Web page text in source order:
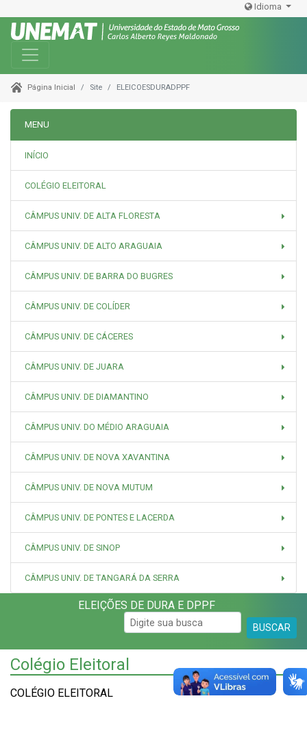
Idioma
Toggle navigation
Página Inicial Site ELEICOESDURADPPF
MENU
INÍCIO
COLÉGIO ELEITORAL
CÂMPUS UNIV. DE ALTA FLORESTA
CÂMPUS UNIV. DE ALTO ARAGUAIA
CÂMPUS UNIV. DE BARRA DO BUGRES
CÂMPUS UNIV. DE COLÍDER
CÂMPUS UNIV. DE CÁCERES
CÂMPUS UNIV. DE JUARA
CÂMPUS UNIV. DE DIAMANTINO
CÂMPUS UNIV. DO MÉDIO ARAGUAIA
CÂMPUS UNIV. DE NOVA XAVANTINA
CÂMPUS UNIV. DE NOVA MUTUM
CÂMPUS UNIV. DE PONTES E LACERDA
CÂMPUS UNIV. DE SINOP
CÂMPUS UNIV. DE TANGARÁ DA SERRA
ELEIÇÕES DE DURA E DPPF
BUSCAR
Colégio Eleitoral
COLÉGIO ELEITORAL